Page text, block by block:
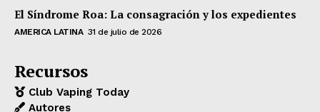
El Síndrome Roa: La consagración y los expedientes
AMERICA LATINA 31 de julio de 2026
Recursos
Club Vaping Today
Autores